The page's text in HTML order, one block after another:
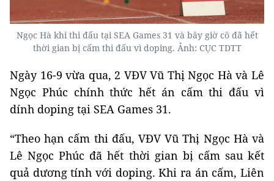
Ngọc Hà khi thi đấu tại SEA Games 31 và bây giờ cô đã hết
thời gian bị cấm thi đấu vì doping. Ảnh: CỤC TDTT
Ngày 16-9 vừa qua, 2 VĐV Vũ Thị Ngọc Hà và Lê
Ngọc Phúc chính thức hết án cấm thi đấu vì
dính doping tại SEA Games 31.
“Theo hạn cấm thi đấu, VĐV Vũ Thị Ngọc Hà và
Lê Ngọc Phúc đã hết thời gian bị cấm sau kết
quả dương tính với doping. Khi ra án cấm, Liên